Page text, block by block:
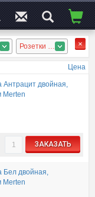
Розетки слаботочные, Розетки силовые, Розетки наружн.
Цена
Антрацит двойная,
Merten
ЗАКАЗАТЬ
Бел двойная,
Merten